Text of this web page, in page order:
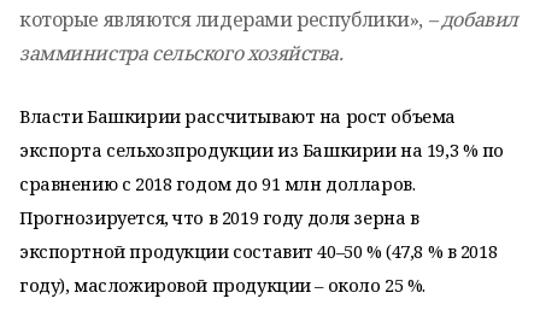
которые являются лидерами республики», – добавил
замминистра сельского хозяйства.
Власти Башкирии рассчитывают на рост объема
экспорта сельхозпродукции из Башкирии на 19,3 % по
сравнению с 2018 годом до 91 млн долларов.
Прогнозируется, что в 2019 году доля зерна в
экспортной продукции составит 40–50 % (47,8 % в 2018
году), масложировой продукции – около 25 %.